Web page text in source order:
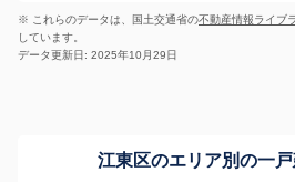
※ これらのデータは、国土交通省の不動産情報ライブ
しています。
データ更新日: 2025年10月29日
江東区のエリア別の一